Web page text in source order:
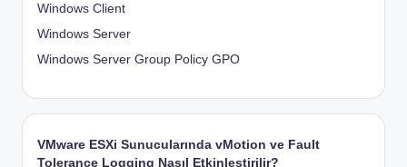
Windows Client
Windows Server
Windows Server Group Policy GPO
VMware ESXi Sunucularında vMotion ve Fault
Tolerance Logging Nasıl Etkinleştirilir?